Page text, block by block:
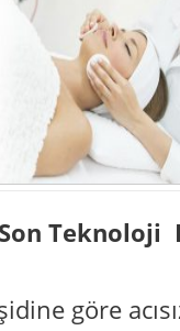
Son
göre